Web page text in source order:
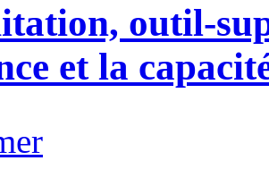
outil-
et la